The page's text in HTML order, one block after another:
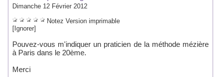
Dimanche 12 Février 2012
Notez Version imprimable
[Ignorer]
Pouvez-vous m'indiquer un praticien de la méthode mézière
à Paris dans le 20ème.
Merci